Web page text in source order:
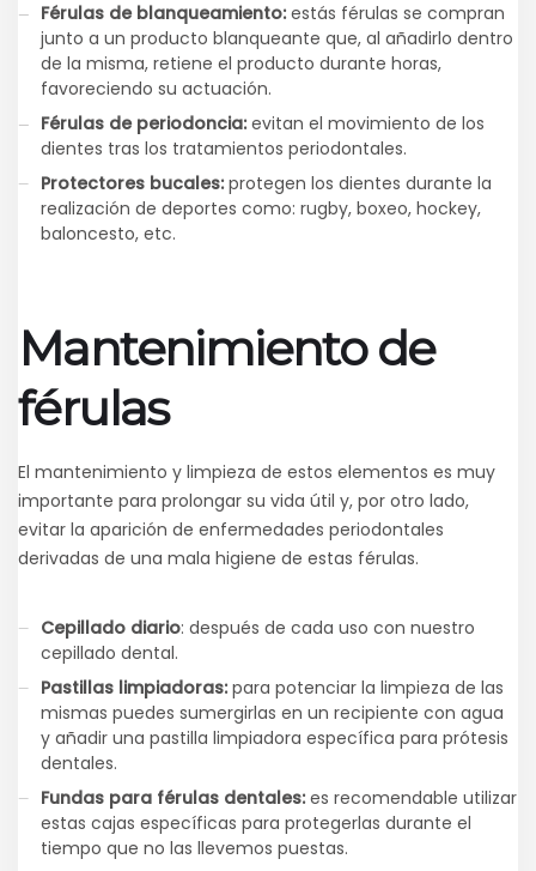
Férulas de blanqueamiento:estás férulas se compran
junto a un producto blanqueante que, al añadirlo dentro
de la misma, retiene el producto durante horas,
favoreciendo su actuación.
Férulas de periodoncia:evitan el movimiento de los
dientes tras los tratamientos periodontales.
Protectores bucales:protegen los dientes durante la
realización de deportes como: rugby, boxeo, hockey,
baloncesto, etc.
Mantenimiento de
férulas
El mantenimiento y limpieza de estos elementos es muy
importante para prolongar su vida útil y, por otro lado,
evitar la aparición de enfermedades periodontales
derivadas de una mala higiene de estas férulas.
Cepillado diario: después de cada uso con nuestro
cepillado dental.
Pastillas limpiadoras:para potenciar la limpieza de las
mismas puedes sumergirlas en un recipiente con agua
y añadir una pastilla limpiadora específica para prótesis
dentales.
Fundas para férulas dentales:es recomendable utilizar
estas cajas específicas para protegerlas durante el
tiempo que no las llevemos puestas.